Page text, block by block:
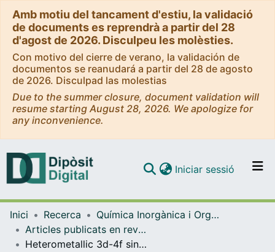
Amb motiu del tancament d'estiu, la validació
de documents es reprendrà a partir del 28
d'agost de 2026. Disculpeu les molèsties.
Con motivo del cierre de verano, la validación de
documentos se reanudará a partir del 28 de agosto
de 2026. Disculpad las molestias
Due to the summer closure, document validation will
resume starting August 28, 2026. We apologize for
any inconvenience.
Navega per tot el DD
Com publicar
Iniciar sessió (current)
Inici Recerca
Química Inorgànica i Orgànica
Articles publicats en revistes (Química Inorgànica i Orgànica)
Heterometallic 3d-4f single molecule magnets